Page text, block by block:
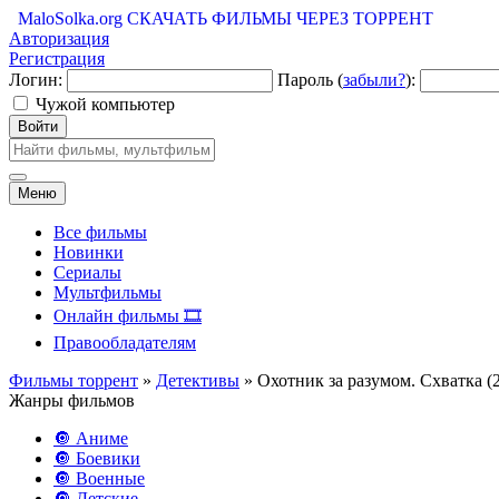
MaloSolka.org СКАЧАТЬ ФИЛЬМЫ ЧЕРЕЗ ТОРРЕНТ
Авторизация
Регистрация
Логин:
Пароль (забыли?):
Чужой компьютер
Войти
Меню
Все фильмы
Новинки
Сериалы
Мультфильмы
Онлайн фильмы 🎞️
Правообладателям
Фильмы торрент » Детективы » Охотник за разумом. Схватка
Жанры фильмов
🔘 Аниме
🔘 Боевики
🔘 Военные